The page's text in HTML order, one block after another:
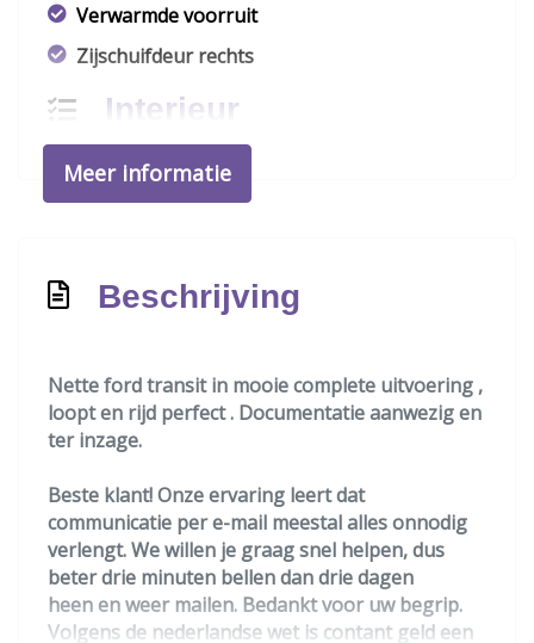
Verwarmde voorruit
Zijschuifdeur rechts
Interieur
Airco
Betonplex in laadruimte
Stuur leder
Stuur verstelbaar
Tussenschot volledig
Infotainment
Multimedia-voorbereiding
Radio cd speler
Spraakbediening
Stuur multifunctioneel
Meer informatie
Beschrijving
Nette ford transit in mooie complete uitvoering ,
loopt en rijd perfect . Documentatie aanwezig en
ter inzage.
Beste klant! Onze ervaring leert dat
communicatie per e-mail meestal alles onnodig
verlengt. We willen je graag snel helpen, dus
beter drie minuten bellen dan drie dagen
heen en weer mailen. Bedankt voor uw begrip.
Volgens de nederlandse wet is contant geld een